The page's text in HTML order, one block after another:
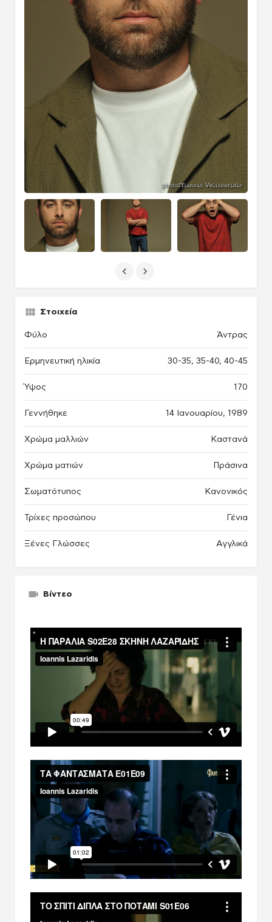
Στοιχεία
Φύλο Άντρας
Ερμηνευτική ηλικία 30-35, 35-40, 40-45
Ύψος 170
Γεννήθηκε 14 Ιανουαρίου, 1989
Χρώμα μαλλιών Καστανά
Χρώμα ματιών Πράσινα
Σωματότυπος Κανονικός
Τρίχες προσώπου Γένια
Ξένες Γλώσσες Αγγλικά
Βίντεο